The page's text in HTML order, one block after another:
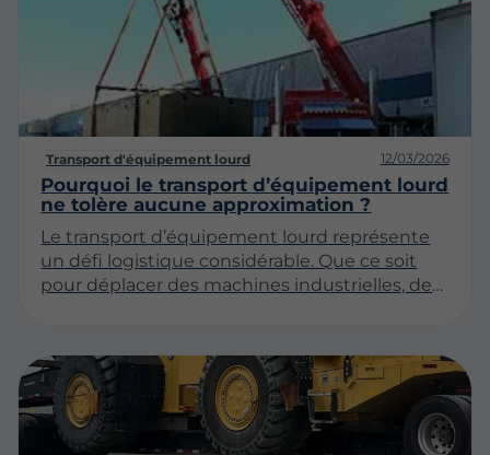
Cet article aborde plusieurs aspects clés du
transport stratégique de machinerie, en
mettant l'accent sur l'importance du détail.
Transport d'équipement lourd 12/03/2026
Pourquoi le transport d’équipement lourd
ne tolère aucune approximation ?
Le transport d’équipement lourd représente
un défi logistique considérable. Que ce soit
pour déplacer des machines industrielles, des
Cet article explorera les raisons pour lesquelles
ce secteur exige une précision absolue et
comment les professionnels s'assurent que
chaque opération se déroule sans accroc.